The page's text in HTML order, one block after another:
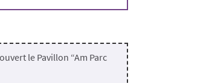
le Pavillon “Am Parc